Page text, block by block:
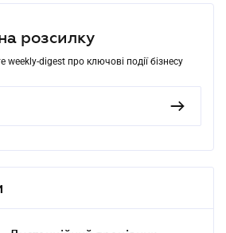
розсилку
digest про ключові події бізнесу